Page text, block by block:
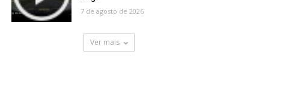
7 de agosto de 2026
Ver mais